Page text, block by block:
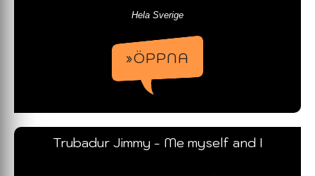
Hela Sverige
»ÖPPNA
Trubadur Jimmy - Me myself and I